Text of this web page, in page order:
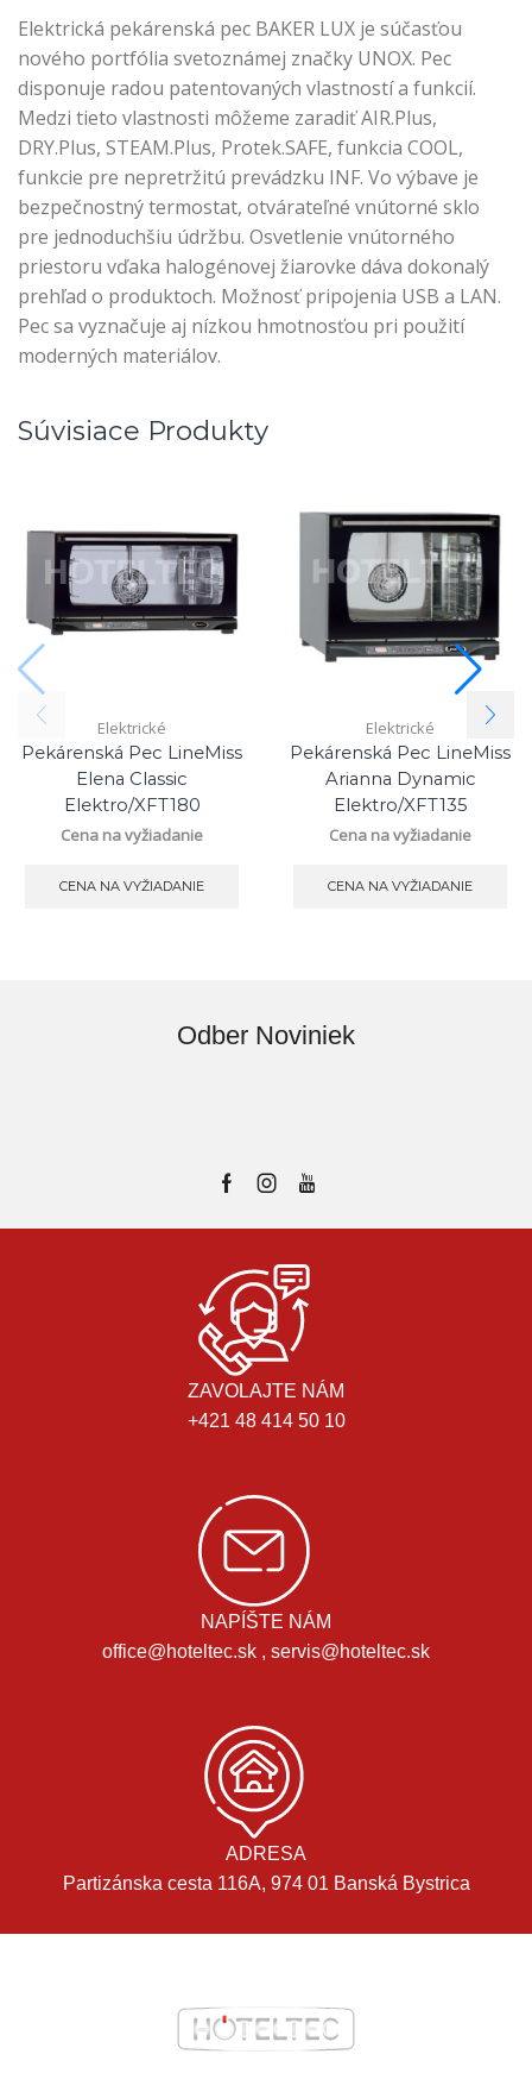
Elektrická pekárenská pec BAKER LUX je súčasťou
nového portfólia svetoznámej značky UNOX. Pec
disponuje radou patentovaných vlastností a funkcií.
Medzi tieto vlastnosti môžeme zaradiť AIR.Plus,
DRY.Plus, STEAM.Plus, Protek.SAFE, funkcia COOL,
funkcie pre nepretržitú prevádzku INF. Vo výbave je
bezpečnostný termostat, otvárateľné vnútorné sklo
pre jednoduchšiu údržbu. Osvetlenie vnútorného
priestoru vďaka halogénovej žiarovke dáva dokonalý
prehľad o produktoch. Možnosť pripojenia USB a LAN.
Pec sa vyznačuje aj nízkou hmotnosťou pri použití
moderných materiálov.
Súvisiace Produkty
Elektrické
Pekárenská Pec LineMiss
Elena Classic
Elektro/XFT180
Cena na vyžiadanie
CENA NA VYŽIADANIE
Elektrické
Pekárenská Pec LineMiss
Arianna Dynamic
Elektro/XFT135
Cena na vyžiadanie
CENA NA VYŽIADANIE
Odber Noviniek
ZAVOLAJTE NÁM
+421 48 414 50 10
NAPÍŠTE NÁM
office@hoteltec.sk , servis@hoteltec.sk
ADRESA
Partizánska cesta 116A, 974 01 Banská Bystrica